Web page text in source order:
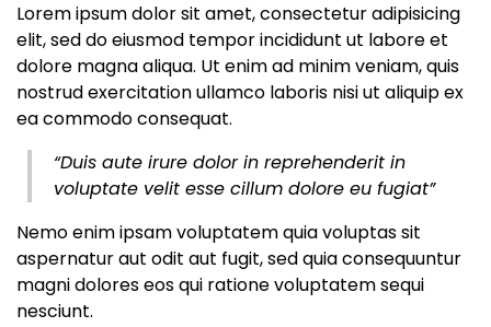
Lorem ipsum dolor sit amet, consectetur adipisicing
elit, sed do eiusmod tempor incididunt ut labore et
dolore magna aliqua. Ut enim ad minim veniam, quis
nostrud exercitation ullamco laboris nisi ut aliquip ex
ea commodo consequat.
“Duis aute irure dolor in reprehenderit in
voluptate velit esse cillum dolore eu fugiat”
Nemo enim ipsam voluptatem quia voluptas sit
aspernatur aut odit aut fugit, sed quia consequuntur
magni dolores eos qui ratione voluptatem sequi
nesciunt.